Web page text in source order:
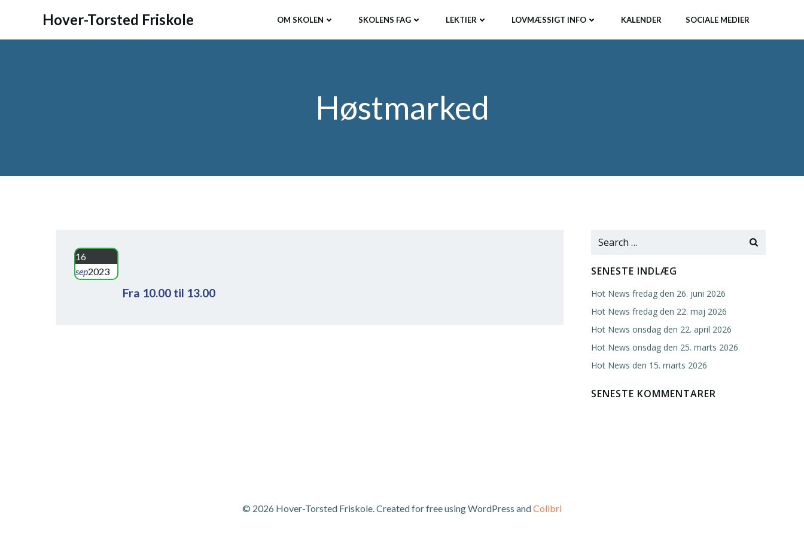
Hover-Torsted Friskole OM SKOLEN SKOLENS FAG LEKTIER LOVMÆSSIGT INFO KALENDER SOCIALE MEDIER
Høstmarked
16
sep2023
Fra 10.00 til 13.00
Search
SENESTE INDLÆG
Hot News fredag den 26. juni 2026
Hot News fredag den 22. maj 2026
Hot News onsdag den 22. april 2026
Hot News onsdag den 25. marts 2026
Hot News den 15. marts 2026
SENESTE KOMMENTARER
© 2026 Hover-Torsted Friskole. Created for free using WordPress andColibri